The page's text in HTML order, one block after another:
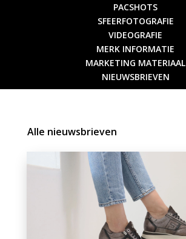
PACSHOTS
SFEERFOTOGRAFIE
VIDEOGRAFIE
MERK INFORMATIE
MARKETING MATERIAAL
NIEUWSBRIEVEN
Alle nieuwsbrieven